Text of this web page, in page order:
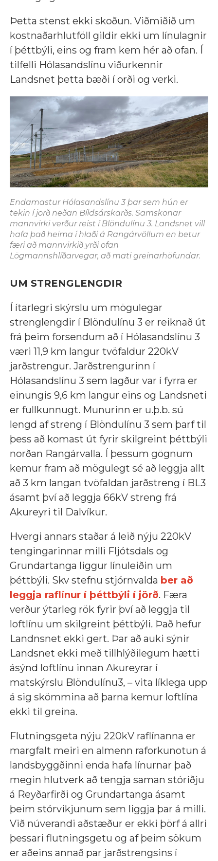
Þetta stenst ekki skoðun. Viðmiðið um
kostnaðarhlutföll gildir ekki um línulagnir
í þéttbýli, eins og fram kem hér að ofan. Í
tilfelli Hólasandslínu viðurkennir
Landsnet þetta bæði í orði og verki.
Endamastur Hólasandslínu 3 þar sem hún er
tekin í jörð neðan Bíldsárskarðs. Samskonar
mannvirki verður reist í Blöndulínu 3. Landsnet vill
hafa það heima í hlaði á Rangárvöllum en betur
færi að mannvirkið yrði ofan
Lögmannshlíðarvegar, að mati greinarhöfundar.
UM STRENGLENGDIR
Í ítarlegri skýrslu um mögulegar
strenglengdir í Blöndulínu 3 er reiknað út
frá þeim forsendum að í Hólasandslínu 3
væri 11,9 km langur tvöfaldur 220kV
jarðstrengur. Jarðstrengurinn í
Hólasandslínu 3 sem lagður var í fyrra er
einungis 9,6 km langur eins og Landsneti
er fullkunnugt. Munurinn er u.þ.b. sú
lengd af streng í Blöndulínu 3 sem þarf til
þess að komast út fyrir skilgreint þéttbýli
norðan Rangárvalla. Í þessum gögnum
kemur fram að mögulegt sé að leggja allt
að 3 km langan tvöfaldan jarðstreng í BL3
ásamt því að leggja 66kV streng frá
Akureyri til Dalvíkur.
Hvergi annars staðar á leið nýju 220kV
tengingarinnar milli Fljótsdals og
Grundartanga liggur línuleiðin um
þéttbýli. Skv stefnu stjórnvalda ber að
leggja raflínur í þéttbýli í jörð. Færa
verður ýtarleg rök fyrir því að leggja til
loftlínu um skilgreint þéttbýli. Það hefur
Landnsnet ekki gert. Þar að auki sýnir
Landsnet ekki með tillhlýðilegum hætti
ásýnd loftlínu innan Akureyrar í
matskýrslu Blöndulínu3, – vita líklega upp
á sig skömmina að þarna kemur loftlína
ekki til greina.
Flutningsgeta nýju 220kV raflínanna er
margfalt meiri en almenn raforkunotun á
landsbyggðinni enda hafa línurnar það
megin hlutverk að tengja saman stóriðju
á Reyðarfirði og Grundartanga ásamt
þeim stórvikjunum sem liggja þar á milli.
Við núverandi aðstæður er ekki þörf á allri
þessari flutningsgetu og af þeim sökum
er aðeins annað par jarðstrengsins í